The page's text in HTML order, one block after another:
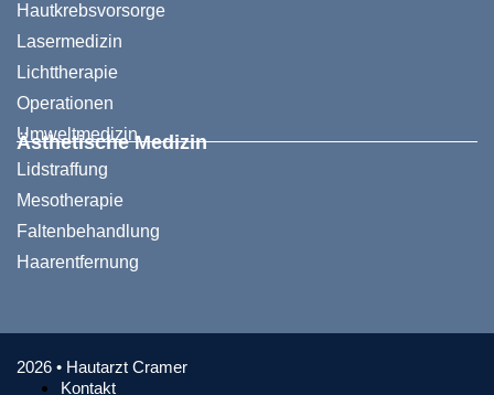
Hautkrebsvorsorge
Lasermedizin
Lichttherapie
Operationen
Umweltmedizin
Ästhetische Medizin
Lidstraffung
Mesotherapie
Faltenbehandlung
Haarentfernung
2026 • Hautarzt Cramer
Kontakt